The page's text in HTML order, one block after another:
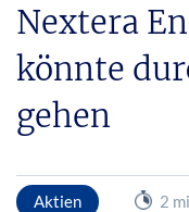
Nextera
könnte
gehen
Aktien 2